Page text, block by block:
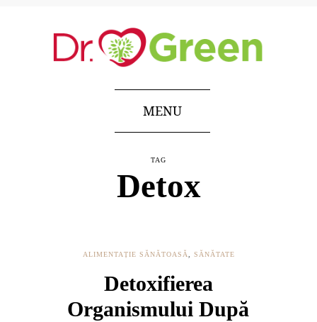
MENU
TAG
Detox
ALIMENTAȚIE SĂNĂTOASĂ SĂNĂTATE
Detoxifierea
Organismului După